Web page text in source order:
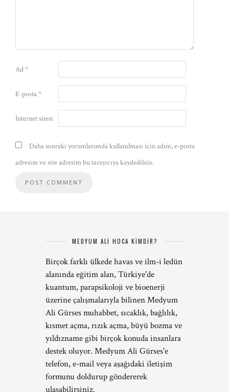
Ad*
E-posta*
İnternet sitesi
Daha sonraki yorumlarımda kullanılması için adım, e-posta
adresim ve site adresim bu tarayıcıya kaydedilsin.
MEDYUM ALİ HOCA KİMDİR?
Birçok farklı ülkede havas ve ilm-i ledün
alanında eğitim alan, Türkiye'de
kuantum, parapsikoloji ve bioenerji
üzerine çalışmalarıyla bilinen Medyum
Ali Gürses muhabbet, sıcaklık, bağlılık,
kısmet açma, rızık açma, büyü bozma ve
yıldızname gibi birçok konuda insanlara
destek oluyor. Medyum Ali Gürses'e
telefon, e-mail veya aşağıdaki iletişim
formunu doldurup göndererek
ulaşabilirsiniz.